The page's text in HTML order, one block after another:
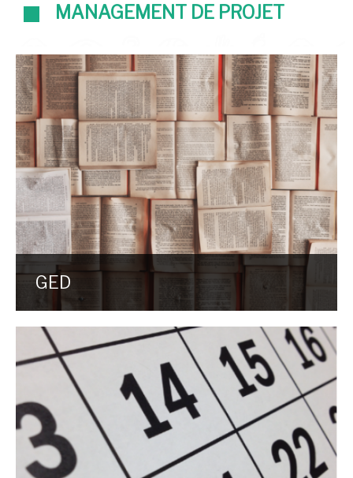
MANAGEMENT DE PROJET
GED